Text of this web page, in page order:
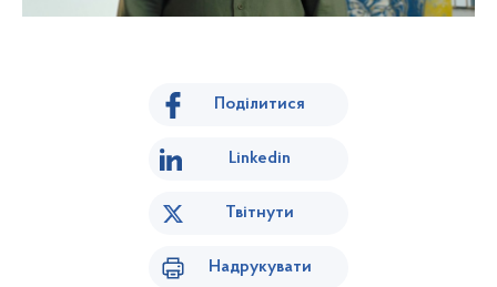
Поділитися
Linkedin
Твітнути
Надрукувати